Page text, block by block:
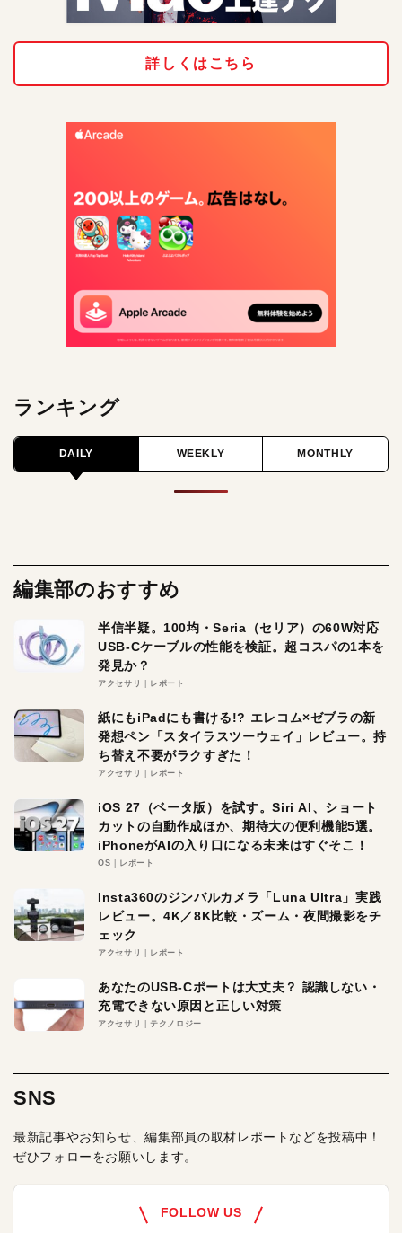
詳しくはこちら
ランキング
DAILY WEEKLY MONTHLY
編集部のおすすめ
半信半疑。100均・Seria（セリア）の60W対応
USB-Cケーブルの性能を検証。超コスパの1本を
発見か？
アクセサリ レポート
紙にもiPadにも書ける!? エレコム×ゼブラの新
発想ペン「スタイラスツーウェイ」レビュー。持
ち替え不要がラクすぎた！
アクセサリ レポート
iOS 27（ベータ版）を試す。Siri AI、ショート
カットの自動作成ほか、期待大の便利機能5選。
iPhoneがAIの入り口になる未来はすぐそこ！
OS レポート
Insta360のジンバルカメラ「Luna Ultra」実践
レビュー。4K／8K比較・ズーム・夜間撮影をチ
ェック
アクセサリ レポート
あなたのUSB-Cポートは大丈夫？ 認識しない・
充電できない原因と正しい対策
アクセサリ テクノロジー
SNS
最新記事やお知らせ、編集部員の取材レポートなどを投稿中！
ぜひフォローをお願いします。
FOLLOW US